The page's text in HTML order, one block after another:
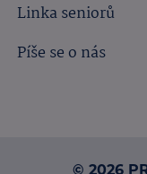
Linka seniorů
Píše se o nás
© 2026